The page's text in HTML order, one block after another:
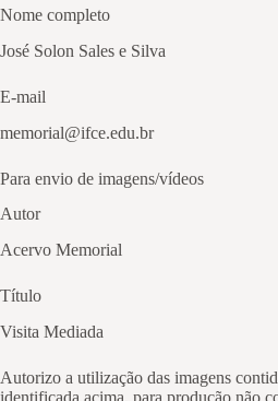
Nome completo
José Solon Sales e Silva
E-mail
memorial@ifce.edu.br
Para envio de imagens/vídeos
Autor
Acervo Memorial
Título
Visita Mediada
Autorizo a utilização das imagens
identificada acima, para produção não